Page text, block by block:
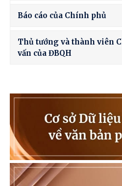
Báo cáo của Chính phủ
Thủ tướng và thành viên
vấn của ĐBQH